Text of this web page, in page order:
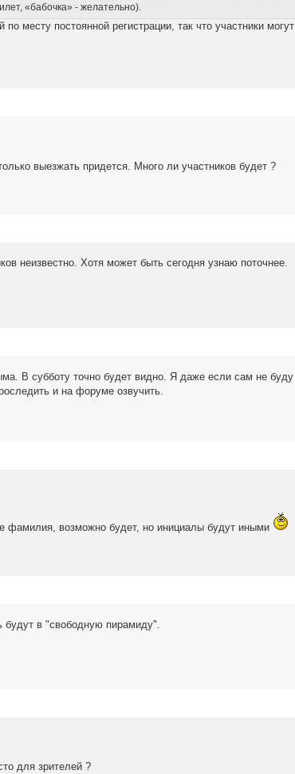
«бабочка» - желательно).
месту постоянной регистрации, так что участники могут
выезжать придется. Много ли участников будет ?
неизвестно. Хотя может быть сегодня узнаю поточнее.
В субботу точно будет видно. Я даже если сам не буду
и на форуме озвучить.
фамилия, возможно будет, но инициалы будут иными
будут в "свободную пирамиду".
для зрителей ?